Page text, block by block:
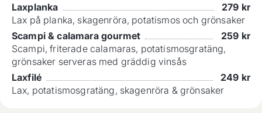
Laxplanka 279 kr
Lax på planka, skagenröra, potatismos och grönsaker
Scampi & calamara gourmet
259 kr
Scampi, friterade calamaras, potatismosgratäng,
grönsaker serveras med gräddig vinsås
Laxfilé
249 kr
Lax, potatismosgratäng, skagenröra & grönsaker